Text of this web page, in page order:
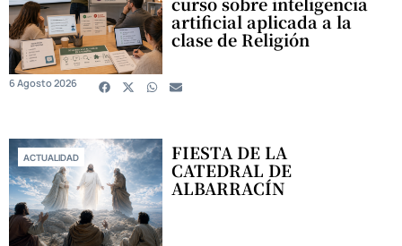
artificial aplicada a la
clase de Religión
6 Agosto 2026
ACTUALIDAD FIESTA DE LA
CATEDRAL DE
ALBARRACÍN